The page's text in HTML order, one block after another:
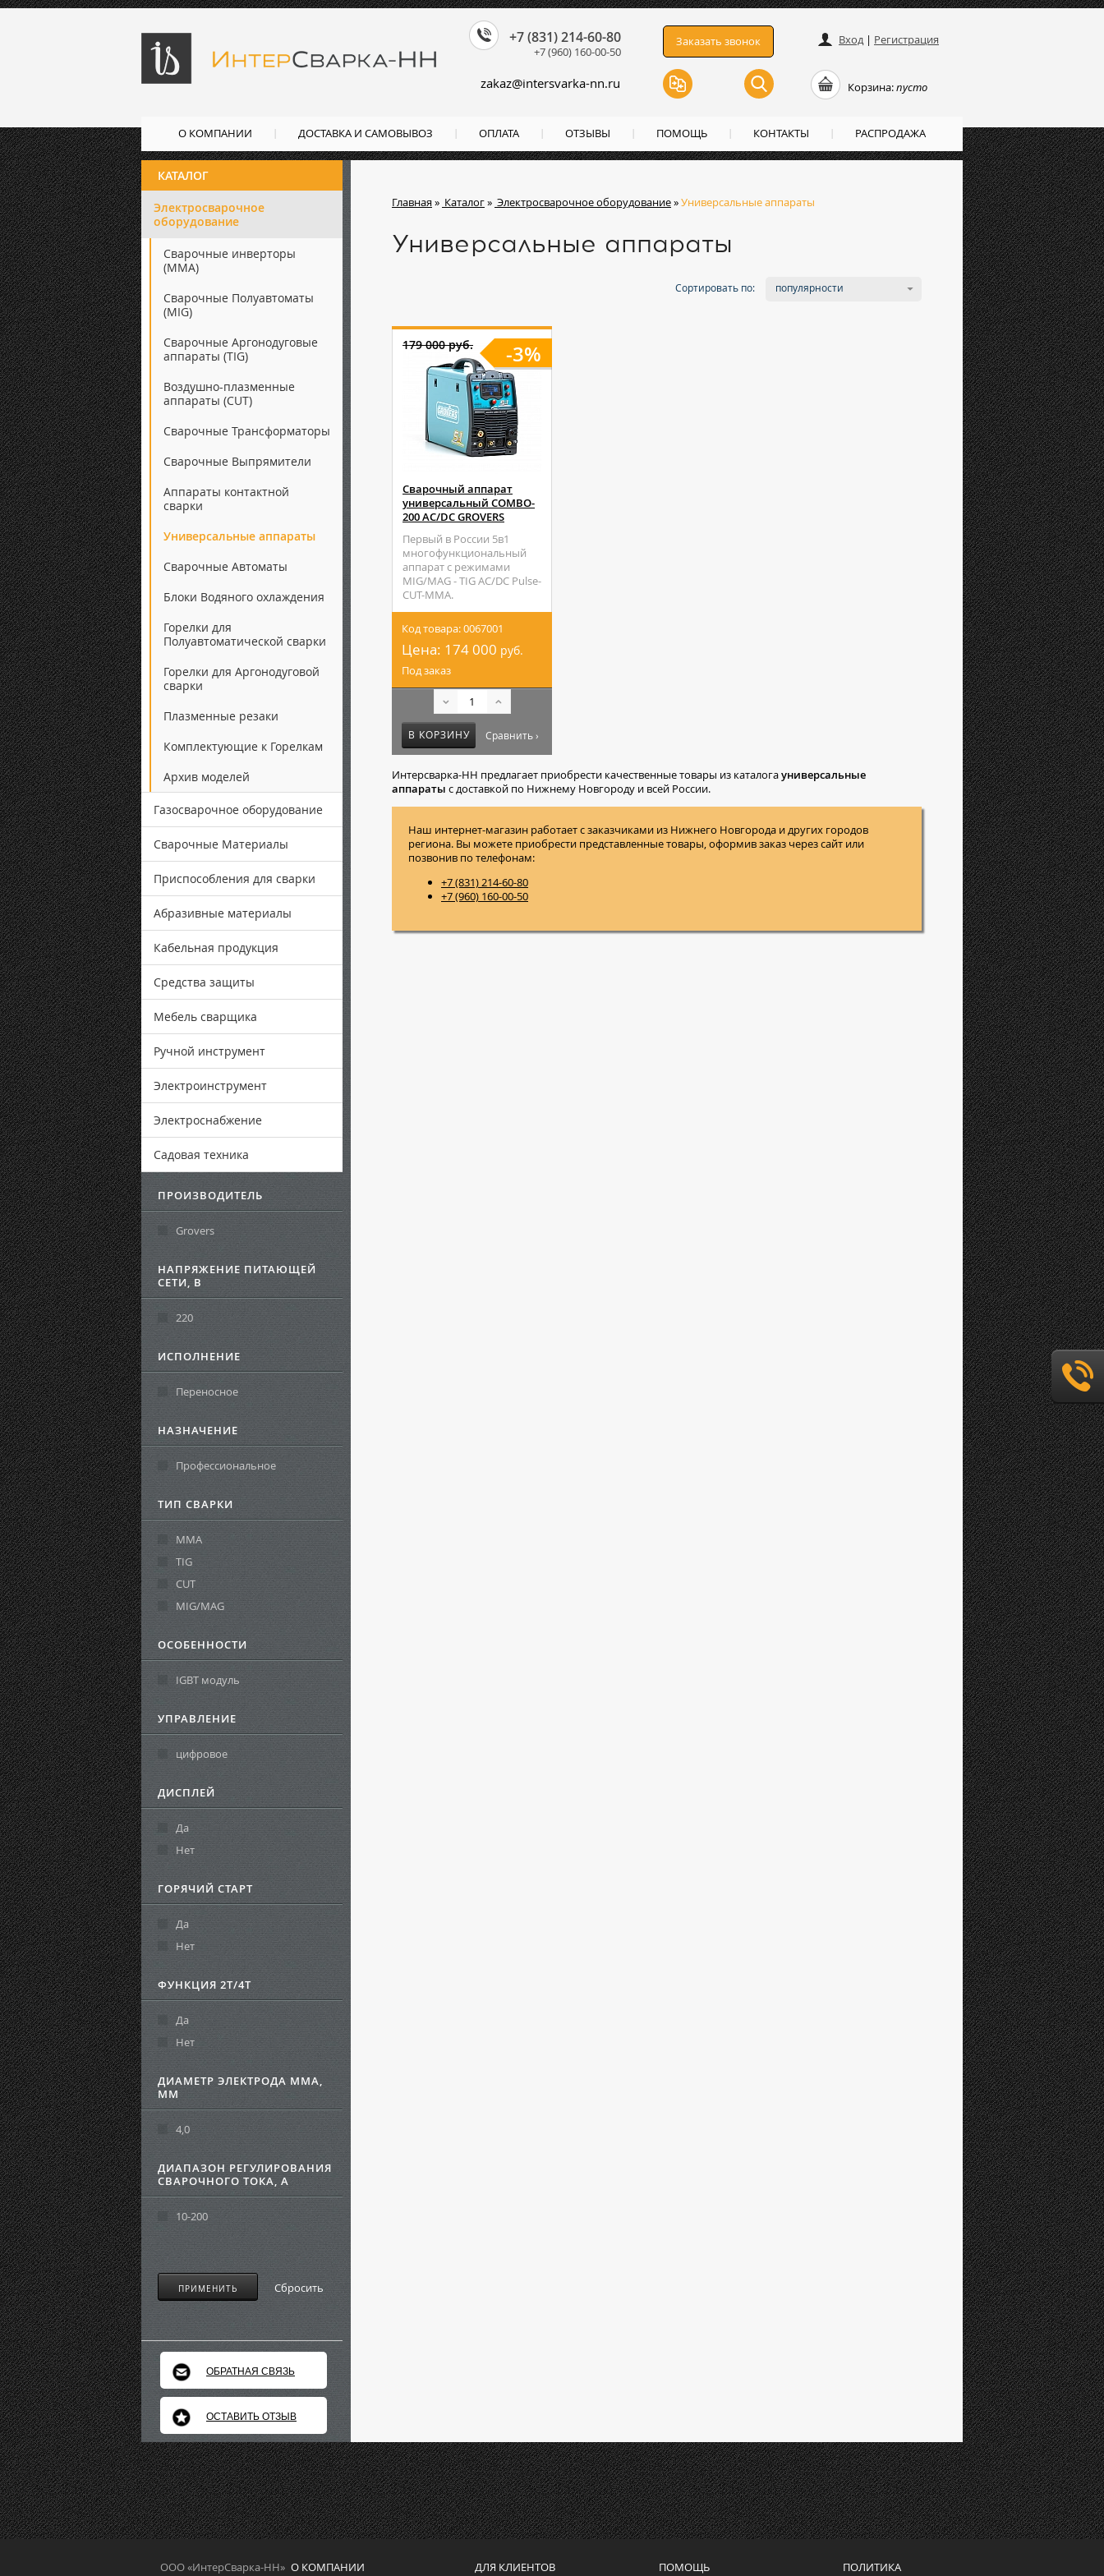
Главная» Каталог» Электросварочное оборудование»Универсальные аппараты
Универсальные аппараты
Сортировать по: популярности
Сварочный аппарат
универсальный COMBO-
200 AC/DC GROVERS
-3%
179 000 руб.
Первый в России 5в1
многофункциональный
аппарат с режимами
MIG/MAG - TIG AC/DC Pulse-
CUT-MMA.
Код товара: 0067001
Цена: 174 000 руб.
Под заказ
В КОРЗИНУ Сравнить ›
Интерсварка-НН предлагает приобрести качественные товары из каталогауниверсальные
аппараты с доставкой по Нижнему Новгороду и всей России.
Наш интернет-магазин работает с заказчиками из Нижнего Новгорода и других городов
региона. Вы можете приобрести представленные товары, оформив заказ через сайт или
позвонив по телефонам:
+7 (831) 214-60-80
+7 (960) 160-00-50
КАТАЛОГ
Электросварочное
оборудование
Сварочные инверторы
(ММА)
Сварочные Полуавтоматы
(MIG)
Сварочные Аргонодуговые
аппараты (TIG)
Воздушно-плазменные
аппараты (CUT)
Сварочные Трансформаторы
Сварочные Выпрямители
Аппараты контактной
сварки
Универсальные аппараты
Сварочные Автоматы
Блоки Водяного охлаждения
Горелки для
Полуавтоматической сварки
Горелки для Аргонодуговой
сварки
Плазменные резаки
Комплектующие к Горелкам
Архив моделей
Газосварочное оборудование
Сварочные Материалы
Приспособления для сварки
Абразивные материалы
Кабельная продукция
Средства защиты
Мебель сварщика
Ручной инструмент
Электроинструмент
Электроснабжение
Садовая техника
ПРОИЗВОДИТЕЛЬ
Grovers
НАПРЯЖЕНИЕ ПИТАЮЩЕЙ
СЕТИ, В
220
ИСПОЛНЕНИЕ
Переносное
НАЗНАЧЕНИЕ
Профессиональное
ТИП СВАРКИ
MMA
TIG
CUT
MIG/MAG
ОСОБЕННОСТИ
IGBT модуль
УПРАВЛЕНИЕ
цифровое
ДИСПЛЕЙ
Да
Нет
ГОРЯЧИЙ СТАРТ
Да
Нет
ФУНКЦИЯ 2Т/4Т
Да
Нет
ДИАМЕТР ЭЛЕКТРОДА MMA,
ММ
4,0
ДИАПАЗОН РЕГУЛИРОВАНИЯ
СВАРОЧНОГО ТОКА, А
10-200
ПРИМЕНИТЬ Сбросить
ОБРАТНАЯ СВЯЗЬ
ОСТАВИТЬ ОТЗЫВ
Вход| Регистрация
Корзина:пусто
Заказать звонок
zakaz@intersvarka-nn.ru
+7 (831) 214-60-80
+7 (960) 160-00-50
О КОМПАНИИ ДОСТАВКА И САМОВЫВОЗ ОПЛАТА ОТЗЫВЫ ПОМОЩЬ КОНТАКТЫ РАСПРОДАЖА
ООО «ИнтерСварка-НН» О КОМПАНИИ ДЛЯ КЛИЕНТОВ ПОМОЩЬ
ПОЛИТИКА